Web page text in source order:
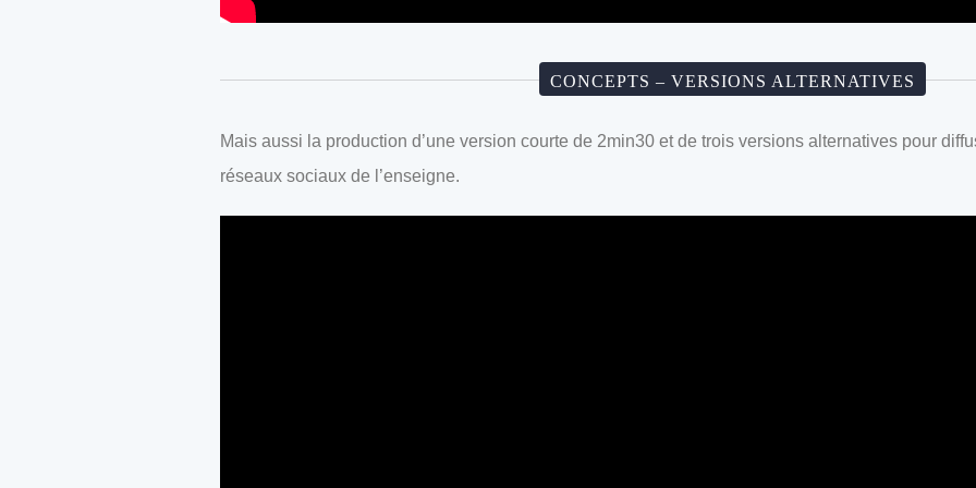
CONCEPTS – VERSIONS ALTERNATIVES
Mais aussi la production d’une version courte de 2min30 et de trois versions alternatives pour
réseaux sociaux de l’enseigne.